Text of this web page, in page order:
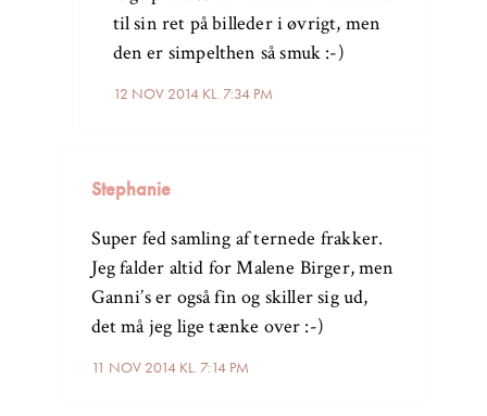
12 NOV 2014 KL. 7:34 PM
til sin ret på billeder i øvrigt, men
den er simpelthen så smuk :-)
Stephanie
11 NOV 2014 KL. 7:14 PM
Super fed samling af ternede frakker.
Jeg falder altid for Malene Birger, men
Ganni’s er også fin og skiller sig ud,
det må jeg lige tænke over :-)